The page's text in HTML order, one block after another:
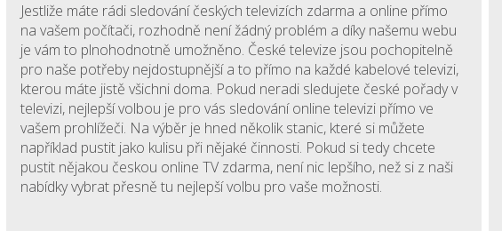
Jestliže máte rádi sledování českých televizích zdarma a online přímo
na vašem počítači, rozhodně není žádný problém a díky našemu webu
je vám to plnohodnotně umožněno. České televize jsou pochopitelně
pro naše potřeby nejdostupnější a to přímo na každé kabelové televizi,
kterou máte jistě všichni doma. Pokud neradi sledujete české pořady v
televizi, nejlepší volbou je pro vás sledování online televizi přímo ve
vašem prohlížeči. Na výběr je hned několik stanic, které si můžete
například pustit jako kulisu při nějaké činnosti. Pokud si tedy chcete
pustit nějakou českou online TV zdarma, není nic lepšího, než si z naši
nabídky vybrat přesně tu nejlepší volbu pro vaše možnosti.